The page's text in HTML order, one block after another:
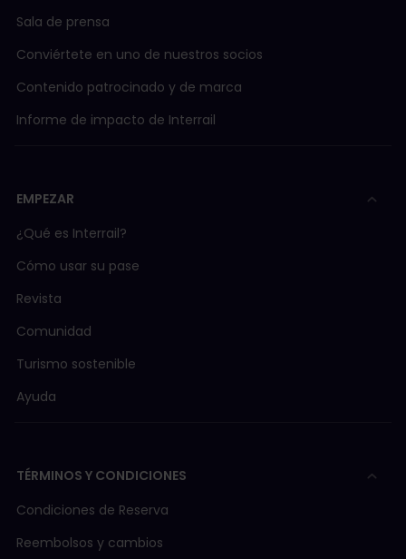
Sala de prensa
Conviértete en uno de nuestros socios
Contenido patrocinado y de marca
Informe de impacto de Interrail
EMPEZAR
¿Qué es Interrail?
Cómo usar su pase
Revista
Comunidad
Turismo sostenible
Ayuda
TÉRMINOS Y CONDICIONES
Condiciones de Reserva
Reembolsos y cambios